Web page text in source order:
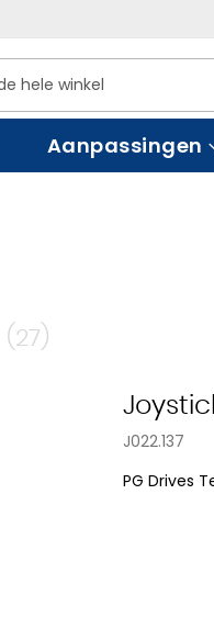
Aanpassingen
(27)
J022.137
PG Drives